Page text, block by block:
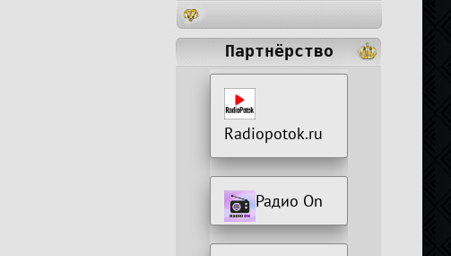
Партнёрство
Radiopotok.ru
Радио On